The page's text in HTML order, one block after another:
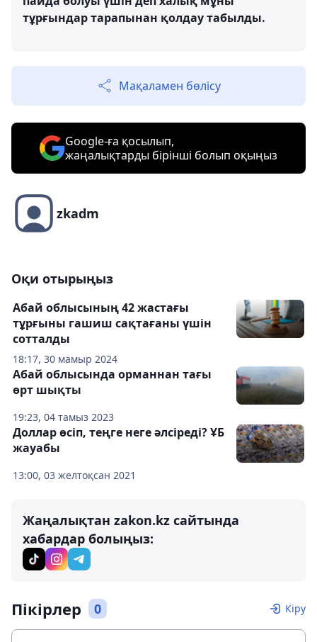
тұрғындар тарапынан қолдау табылды.
Мақаламен бөлісу
Google-ға қосылып,
жаңалықтарды бірінші болып оқыңыз
zkadm
Оқи отырыңыз
18:17, 30 мамыр 2024
Абай облысының 42 жастағы
тұрғыны гашиш сақтағаны үшін
сотталды
19:23, 04 тамыз 2023
Абай облысында орманнан тағы
өрт шықты
13:00, 03 желтоқсан 2021
Доллар өсіп, теңге неге әлсіреді? ҰБ
жауабы
Жаңалықтан zakon.kz сайтында
хабардар болыңыз:
Пікірлер 0 Кіру